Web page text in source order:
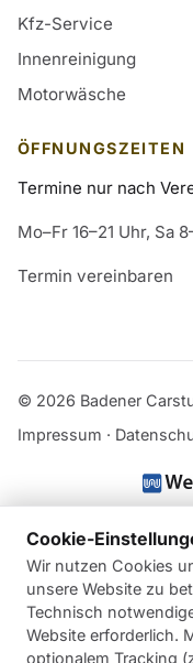
Kfz-Service
Innenreinigung
Motorwäsche
ÖFFNUNGSZEITEN
Termine nur nach
Mo–Fr 16–21 Uhr, Sa
Termin vereinbaren
© 2026 Badener
Impressum ·
Cookie-
Wir nutzen Cookies
unsere Website zu
Technisch
Website erforderlich.
optionalem Tracking